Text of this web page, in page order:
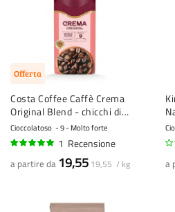
Offerta
Costa Coffee Caffè Crema
Original Blend - chicchi di
caffè - 1 kg
Cioccolatoso 9 - Molto forte
1 Recensione
a partire da 19,55 19,55 / kg a